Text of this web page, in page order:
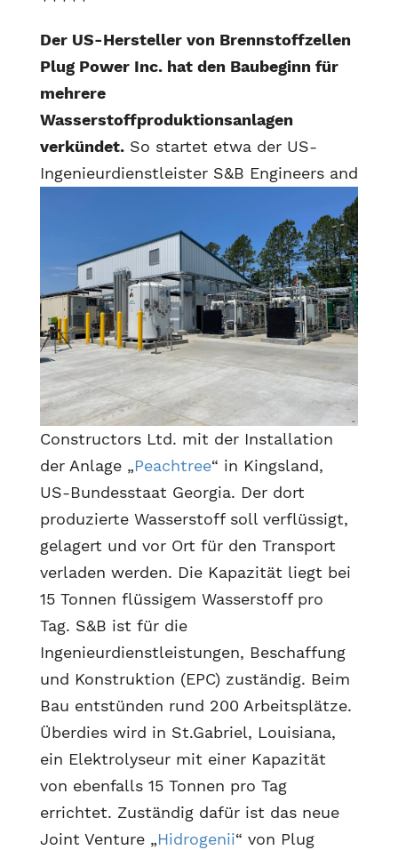
Der US-Hersteller von Brennstoffzellen
Plug Power Inc. hat den Baubeginn für
mehrere
Wasserstoffproduktionsanlagen
verkündet.So startet etwa der US-
Ingenieurdienstleister S&B Engineers and
Constructors Ltd. mit der Installation
der Anlage „Peachtree“ in Kingsland,
US-Bundesstaat Georgia. Der dort
produzierte Wasserstoff soll verflüssigt,
gelagert und vor Ort für den Transport
verladen werden. Die Kapazität liegt bei
15 Tonnen flüssigem Wasserstoff pro
Tag. S&B ist für die
Ingenieurdienstleistungen, Beschaffung
und Konstruktion (EPC) zuständig. Beim
Bau entstünden rund 200 Arbeitsplätze.
Überdies wird in St.Gabriel, Louisiana,
ein Elektrolyseur mit einer Kapazität
von ebenfalls 15 Tonnen pro Tag
errichtet. Zuständig dafür ist das neue
Joint Venture „Hidrogenii“ von Plug